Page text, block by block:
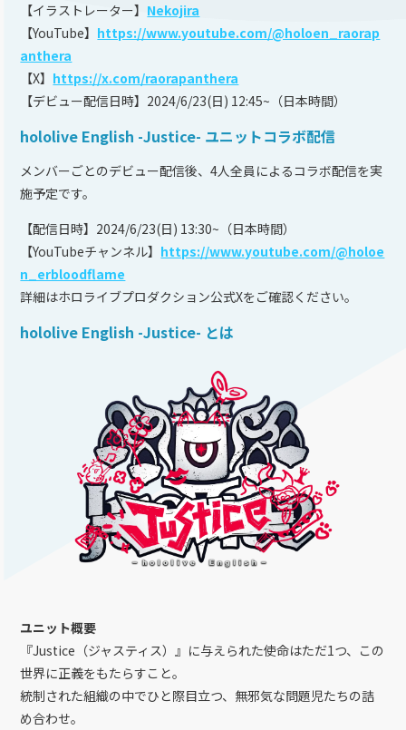
【イラストレーター】 Nekojira
【YouTube】 https://www.youtube.com/@holoen_raorap
anthera
【X】 https://x.com/raorapanthera
【デビュー配信日時】2024/6/23(日) 12:45~（日本時間）
hololive English -Justice- ユニットコラボ配信
メンバーごとのデビュー配信後、4人全員によるコラボ配信を実
施予定です。
【配信日時】2024/6/23(日) 13:30~（日本時間）
【YouTubeチャンネル】 https://www.youtube.com/@holoe
n_erbloodflame
詳細はホロライブプロダクション公式Xをご確認ください。
hololive English -Justice- とは
ユニット概要
『Justice（ジャスティス）』に与えられた使命はただ1つ、この
世界に正義をもたらすこと。
統制された組織の中でひと際目立つ、無邪気な問題児たちの詰
め合わせ。